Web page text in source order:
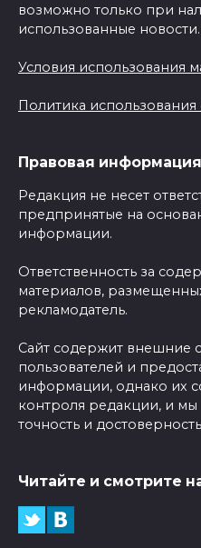
возможно только при
использованные новости.
Условия использования
Политика
Правовая
Редакция не несет
предпринятые на
информации.
Ответственность за
материалов,
рекламодатель.
Сайт содержит внешние
пользователей и
информации, однако их
контроля редакции, и мы
точность и
Читайте и смотрите